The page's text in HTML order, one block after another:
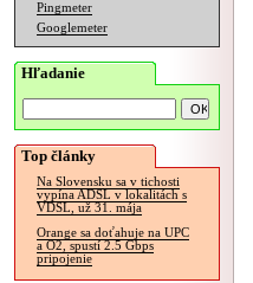
Pingmeter
Googlemeter
Hľadanie
Top články
Na Slovensku sa v tichosti
vypína ADSL v lokalitách s
VDSL, už 31. mája
Orange sa doťahuje na UPC
a O2, spustí 2.5 Gbps
pripojenie